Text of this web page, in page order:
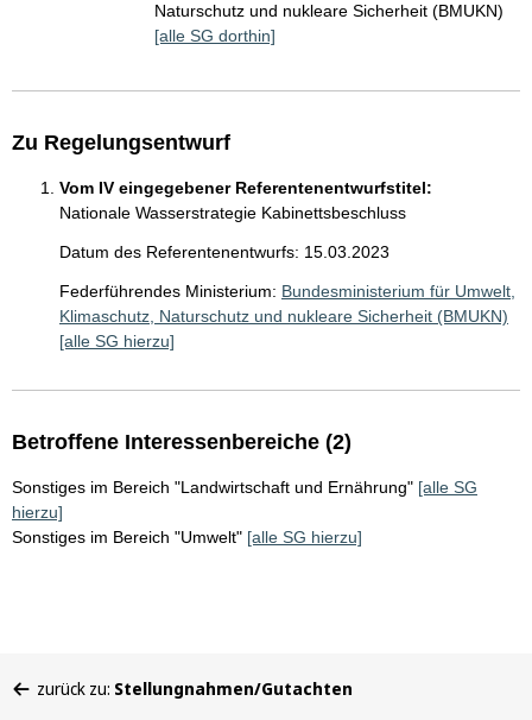
Naturschutz und nukleare Sicherheit (BMUKN)
[alle SG dorthin]
Zu Regelungsentwurf
Vom IV eingegebener Referentenentwurfstitel:
Nationale Wasserstrategie Kabinettsbeschluss
Datum des Referentenentwurfs: 15.03.2023
Federführendes Ministerium: Bundesministerium für Umwelt,
Klimaschutz, Naturschutz und nukleare Sicherheit (BMUKN)
[alle SG hierzu]
Betroffene Interessenbereiche (2)
Sonstiges im Bereich "Landwirtschaft und Ernährung" [alle SG
hierzu]
Sonstiges im Bereich "Umwelt" [alle SG hierzu]
befinden
zurück zu: Stellungnahmen/Gutachten